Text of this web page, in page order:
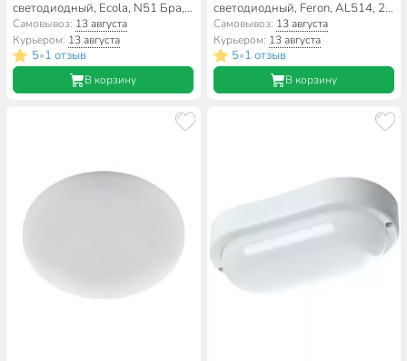
светодиодный, Ecola, N51 Бра,
15 Вт, GX53, на 1 лампочку,
IP20, 10х10х9 см, черный/
бронза, FNN51FECB
Самовывоз: 13 августа
Курьером: 13 августа
5•1 отзыв
В корзину
светодиодный, Feron, AL514, 26
Вт, 4000 К, 2600 Лм, IP20,
22.5х22.5х2 см, белый свет,
41572
Самовывоз: 13 августа
Курьером: 13 августа
5•1 отзыв
В корзину